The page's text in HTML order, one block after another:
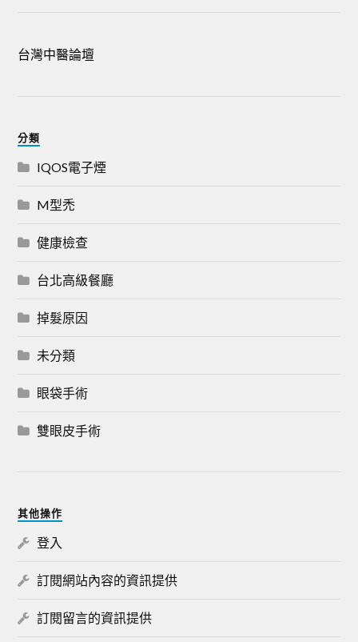
台灣中醫論壇
分類
IQOS電子煙
M型禿
健康檢查
台北高級餐廳
掉髮原因
未分類
眼袋手術
雙眼皮手術
其他操作
登入
訂閱網站內容的資訊提供
訂閱留言的資訊提供